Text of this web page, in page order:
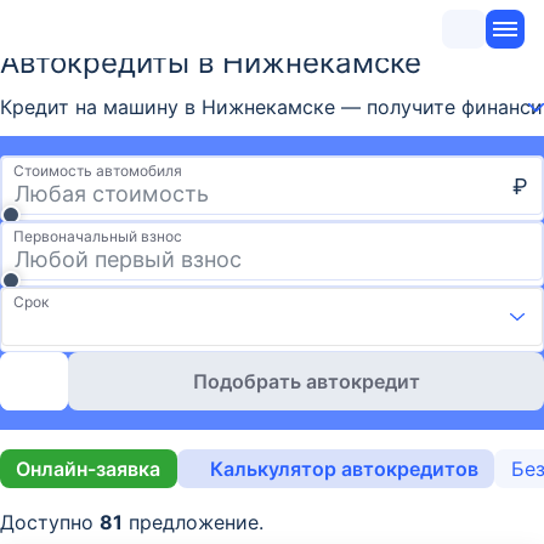
Автокредиты в Нижнекамске
Кредит на машину в Нижнекамске — получите
Стоимость автомобиля
₽
Первоначальный взнос
Срок
Подобрать автокредит
Онлайн-заявка Калькулятор автокредитов
Доступно 81 предложение.